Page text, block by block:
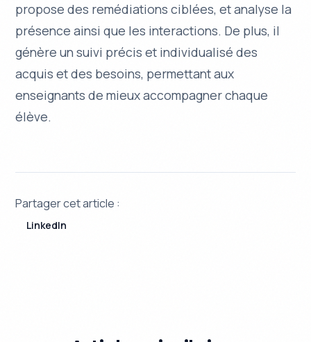
propose des remédiations ciblées, et analyse la
présence ainsi que les interactions. De plus, il
génère un suivi précis et individualisé des
acquis et des besoins, permettant aux
enseignants de mieux accompagner chaque
élève.
Partager cet article :
LinkedIn